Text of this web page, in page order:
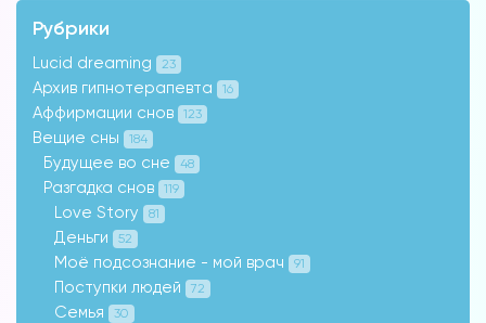
Рубрики
Lucid dreaming 23
Архив гипнотерапевта 16
Аффирмации снов 123
Вещие сны 184
Будущее во сне 48
Разгадка снов 119
Love Story 81
Деньги 52
Моё подсознание - мой врач 91
Поступки людей 72
Семья 30